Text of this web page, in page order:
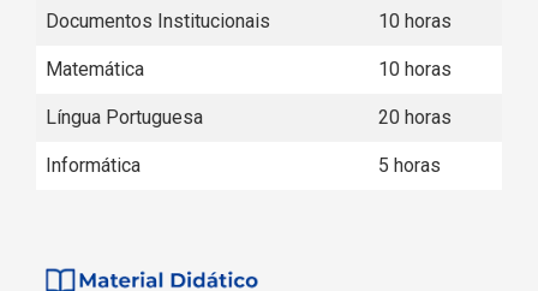
Documentos Institucionais 10 horas
Matemática 10 horas
Língua Portuguesa 20 horas
Informática 5 horas